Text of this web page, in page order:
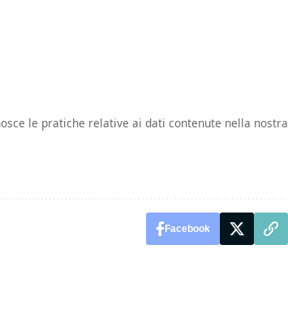
le pratiche relative ai dati contenute nella nostra
Facebook